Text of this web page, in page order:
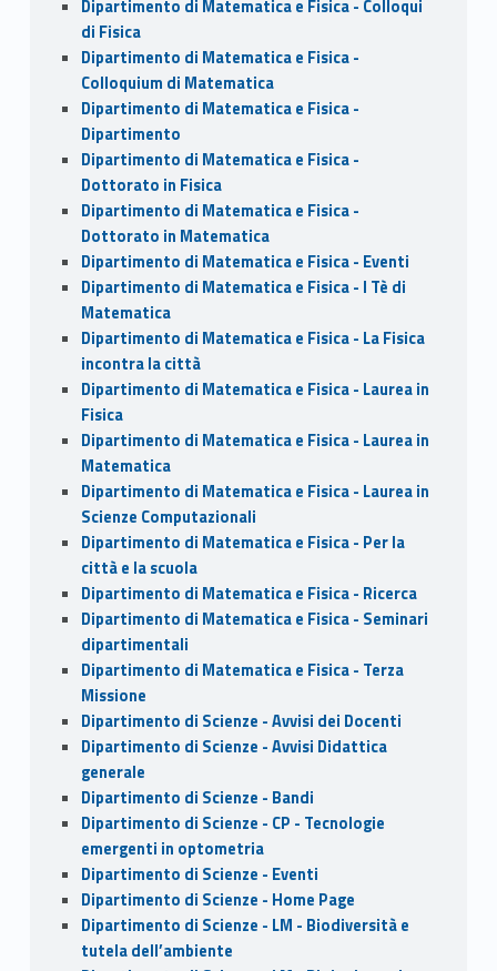
Dipartimento di Matematica e Fisica - Colloqui
di Fisica
Dipartimento di Matematica e Fisica -
Colloquium di Matematica
Dipartimento di Matematica e Fisica -
Dipartimento
Dipartimento di Matematica e Fisica -
Dottorato in Fisica
Dipartimento di Matematica e Fisica -
Dottorato in Matematica
Dipartimento di Matematica e Fisica - Eventi
Dipartimento di Matematica e Fisica - I Tè di
Matematica
Dipartimento di Matematica e Fisica - La Fisica
incontra la città
Dipartimento di Matematica e Fisica - Laurea in
Fisica
Dipartimento di Matematica e Fisica - Laurea in
Matematica
Dipartimento di Matematica e Fisica - Laurea in
Scienze Computazionali
Dipartimento di Matematica e Fisica - Per la
città e la scuola
Dipartimento di Matematica e Fisica - Ricerca
Dipartimento di Matematica e Fisica - Seminari
dipartimentali
Dipartimento di Matematica e Fisica - Terza
Missione
Dipartimento di Scienze - Avvisi dei Docenti
Dipartimento di Scienze - Avvisi Didattica
generale
Dipartimento di Scienze - Bandi
Dipartimento di Scienze - CP - Tecnologie
emergenti in optometria
Dipartimento di Scienze - Eventi
Dipartimento di Scienze - Home Page
Dipartimento di Scienze - LM - Biodiversità e
tutela dell’ambiente